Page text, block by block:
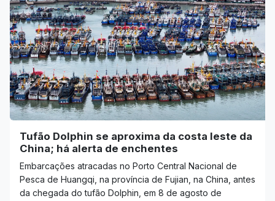
Tufão Dolphin se aproxima da costa leste da
China; há alerta de enchentes
Embarcações atracadas no Porto Central Nacional de
Pesca de Huangqi, na província de Fujian, na China, antes
da chegada do tufão Dolphin, em 8 de agosto de